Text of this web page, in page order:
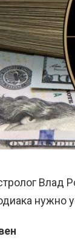
Влад
нужно